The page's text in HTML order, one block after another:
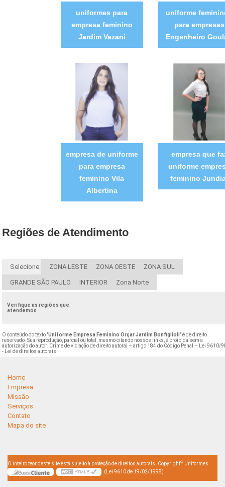
uniformes para
empresa feminino
Jardim Vazani
uniforme
para empresas
Engenheiro
empresa de uniforme
para empresa
feminino Vila
Albertina
empresa que
uniforme
feminino
Regiões de Atendimento
Selecione: ZONA LESTE ZONA OESTE ZONA SUL
GRANDE SÃO PAULO INTERIOR Zona Norte
Verifique as regiões que
atendemos
O conteúdo do texto "Uniforme Empresa Feminino Orçar Jardim Bonfiglioli" é de direito
reservado. Sua reprodução, parcial ou total, mesmo citando nossos links, é proibida sem a
autorização do autor. Crime de violação de direito autoral – artigo 184 do Código Penal –
Lei 9610/
- Lei de direitos autorais
Home
Empresa
Missão
Serviços
Contato
Mapa do site
O inteiro teor deste site está sujeito à proteção de direitos autorais. Copyright© Uniformes
(Lei 9610 de 19/02/1998)